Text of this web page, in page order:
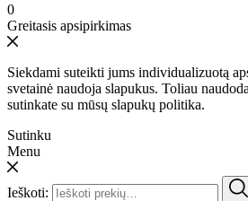
0
Greitasis apsipirkimas
Siekdami suteikti jums individualizuotą
svetainė naudoja slapukus. Toliau
sutinkate su mūsų slapukų politika.
Sutinku
Menu
Ieškoti: